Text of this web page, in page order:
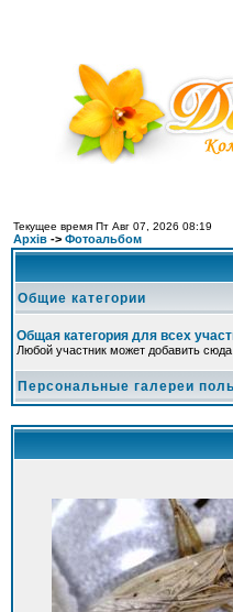
Текущее время Пт Авг 07, 2026 08:19
Архів -> Фотоальбом
Общие категории
Общая категория для всех
Любой участник может добавить
Персональные галереи